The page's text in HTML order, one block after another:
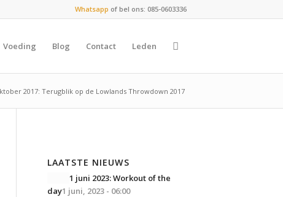
Whatsapp of bel ons: 085-0603336
Voeding Blog Contact Leden
2017: Terugblik op de Lowlands Throwdown 2017
LAATSTE NIEUWS
1 juni 2023: Workout of the
day1 juni, 2023 - 06:00